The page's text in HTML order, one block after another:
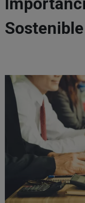
Sostenible